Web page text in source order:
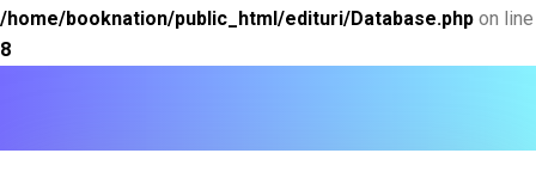
/home/booknation/public_html/edituri/Database.php on line
8